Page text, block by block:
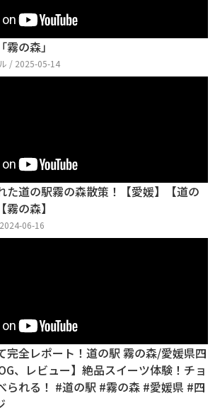
霧の森」
/ 2025-05-14
た道の駅霧の森散策！【愛媛】【道の
の森】
06-16
完全レポート！道の駅 霧の森/愛媛県四
、レビュー】絶品スイーツ体験！チョ
られる！ #道の駅 #霧の森 #愛媛県 #四